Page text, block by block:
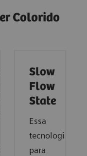
Colorido
Slow
Flow
State​
Essa
tecnologia
para